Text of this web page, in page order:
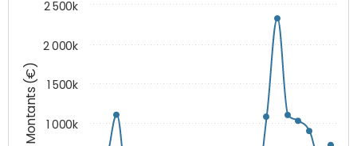
Montants (€) 1 000k
1 500k
2 000k
2 500k